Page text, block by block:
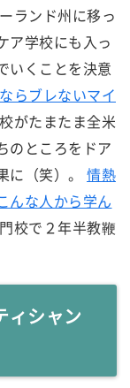
ランド州に移っ
ア学校にも入っ
いくことを決意
らブレないマイ
がたまたま全米
のところをドア
（笑）。 情熱
んな人から学ん
校で２年半教鞭
ィシャン